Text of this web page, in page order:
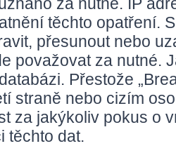
těchto opatření.
přesunout nebo
považovat za nutné.
Přestože
straně nebo cizím
za jakýkoliv pokus o
těchto dat.